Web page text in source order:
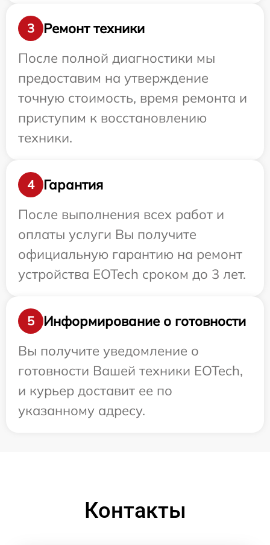
3
Ремонт техники
После полной диагностики мы
предоставим на утверждение
точную стоимость, время ремонта и
приступим к восстановлению
техники.
4
Гарантия
После выполнения всех работ и
оплаты услуги Вы получите
официальную гарантию на ремонт
устройства EOTech сроком до 3 лет.
5
Информирование о готовности
Вы получите уведомление о
готовности Вашей техники EOTech,
и курьер доставит ее по
указанному адресу.
Контакты